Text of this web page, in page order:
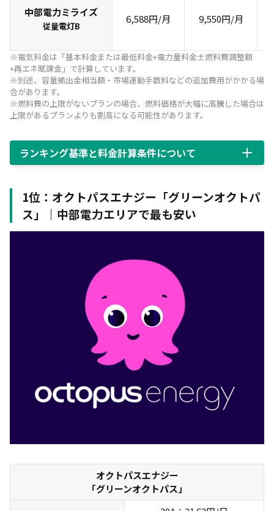
中部電力ミライズ
従量電灯B
6,588円/月 9,550円/月
※電気料金は「基本料金または最低料金+電力量料金±燃料費調整額
+再エネ賦課金」で計算しています。
※別途、容量拠出金相当額・市場連動手数料などの追加費用がかかる場
合があります。
※燃料費の上限がないプランの場合、燃料価格が大幅に高騰した場合は
上限があるプランよりも割高になる可能性があります。
ランキング基準と料金計算条件について
ス価格
1位：オクトパスエナジー「グリーンオクトパ
ス」｜中部電力エリアで最も安い
オクトパスエナジー
「グリーンオクトパス」